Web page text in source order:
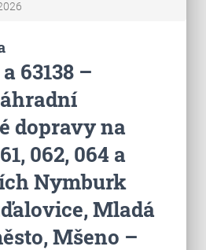
63138 –
dopravy na
062, 064 a
Nymburk
Mladá
Mšeno –